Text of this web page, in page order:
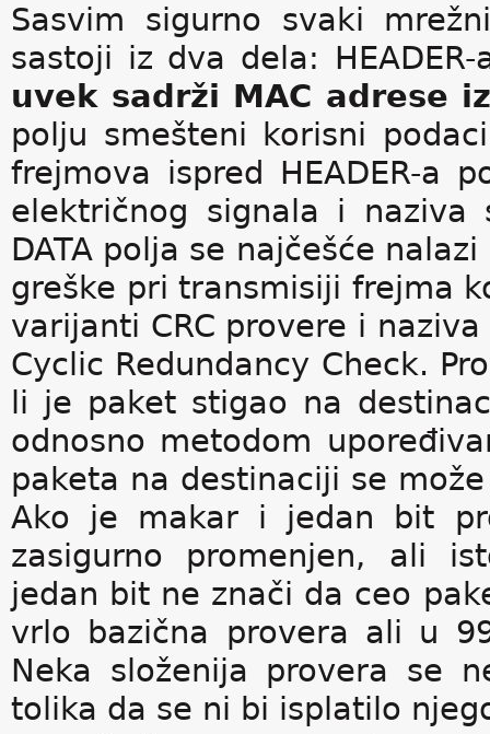
Sasvim sigurno svaki
sastoji iz dva dela:
uvek sadrži MAC adrese
polju smešteni korisni
frejmova ispred HEADER-a
električnog signala i naziva
DATA polja se najčešće
greške pri transmisiji frejma
varijanti CRC provere i
Cyclic Redundancy Check.
li je paket stigao na
odnosno metodom
paketa na destinaciji se
Ako je makar i jedan bit
zasigurno promenjen, ali
jedan bit ne znači da ceo
vrlo bazična provera ali u
Neka složenija provera se
tolika da se ni bi isplatilo